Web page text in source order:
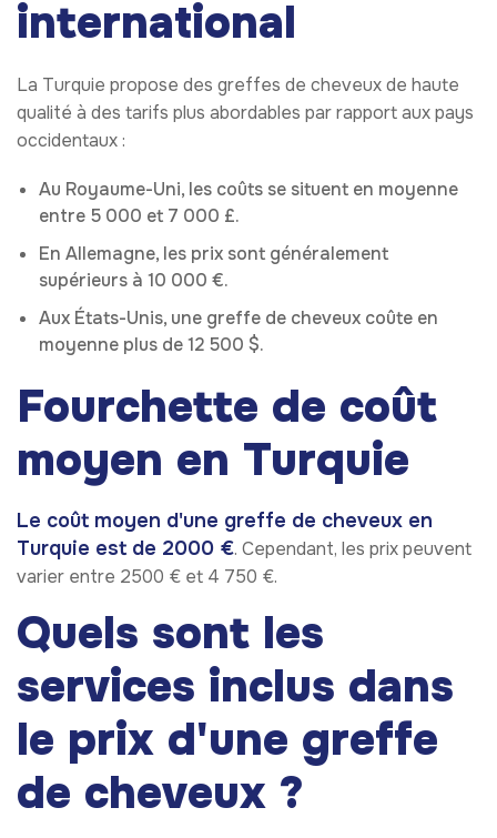
international
La Turquie propose des greffes de cheveux de haute
qualité à des tarifs plus abordables par rapport aux pays
occidentaux :
Au Royaume-Uni, les coûts se situent en moyenne
entre 5 000 et 7 000 £.
En Allemagne, les prix sont généralement
supérieurs à 10 000 €.
Aux États-Unis, une greffe de cheveux coûte en
moyenne plus de 12 500 $.
Fourchette de coût
moyen en Turquie
Le coût moyen d'une greffe de cheveux en
Turquie est de 2000 €. Cependant, les prix peuvent
varier entre 2500 € et 4 750 €.
Quels sont les
services inclus dans
le prix d'une greffe
de cheveux ?